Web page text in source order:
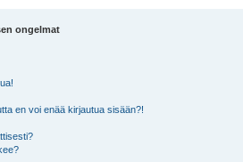
ongelmat
en voi enää kirjautua sisään?!